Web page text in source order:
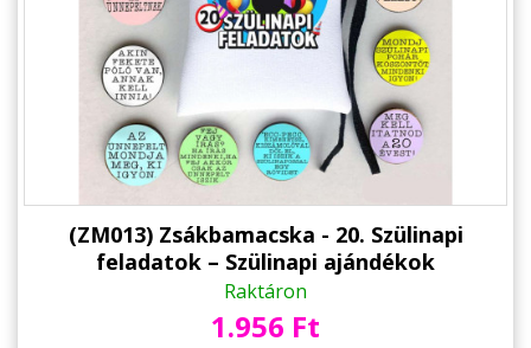
(ZM013) Zsákbamacska - 20. Szülinapi
feladatok – Szülinapi ajándékok
Raktáron
1.956 Ft